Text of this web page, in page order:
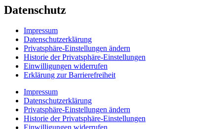
Datenschutz
Impressum
Datenschutzerklärung
Privatsphäre-Einstellungen ändern
Historie der Privatsphäre-Einstellungen
Einwilligungen widerrufen
Erklärung zur Barrierefreiheit
Impressum
Datenschutzerklärung
Privatsphäre-Einstellungen ändern
Historie der Privatsphäre-Einstellungen